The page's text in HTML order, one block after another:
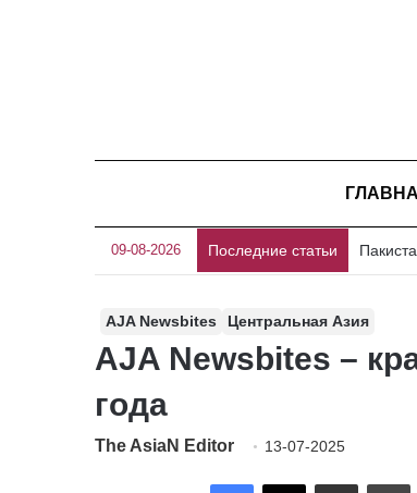
09-08-2026 Последние статьи
AJA Newsbites Центральная Азия
AJA Newsbites –
года
The AsiaN Editor 13-07-2025
FacebookX Отправить по имейл